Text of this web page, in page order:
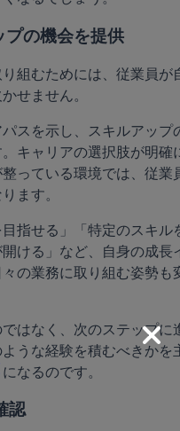
プの機会を提供
組むためには、従業員が
せません。
スを示し、スキルアップ
キャリアの選択肢が明確
っている環境では、従業
ます。
指せる」「特定のスキル
ける」など、自身の成長
の業務に取り組む姿勢も
はなく、次のステップに
うな経験を積むべきかを
なるのです。
認